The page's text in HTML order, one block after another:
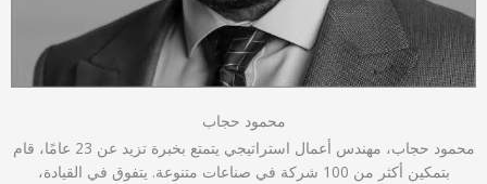
محمود حجاب
محمود حجاب، مهندس أعمال استراتيجي يتمتع بخبرة تزيد عن 23 عامًا، قام
بتمكين أكثر من 100 شركة في صناعات متنوعة. يتفوق في القيادة،